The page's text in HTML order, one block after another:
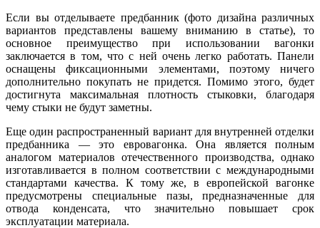
Если вы отделываете предбанник (фото дизайна различных
вариантов представлены вашему вниманию в статье), то
основное преимущество при использовании вагонки
заключается в том, что с ней очень легко работать. Панели
оснащены фиксационными элементами, поэтому ничего
дополнительно покупать не придется. Помимо этого, будет
достигнута максимальная плотность стыковки, благодаря
чему стыки не будут заметны.
Еще один распространенный вариант для внутренней отделки
предбанника — это евровагонка. Она является полным
аналогом материалов отечественного производства, однако
изготавливается в полном соответствии с международными
стандартами качества. К тому же, в европейской вагонке
предусмотрены специальные пазы, предназначенные для
отвода конденсата, что значительно повышает срок
эксплуатации материала.